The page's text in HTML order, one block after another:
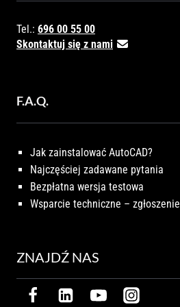
Tel.: 696 00 55 00
Skontaktuj się z nami
F.A.Q.
Jak zainstalować AutoCAD?
Najczęściej zadawane pytania
Bezpłatna wersja testowa
Wsparcie techniczne – zgłoszenie
ZNAJDŹ NAS